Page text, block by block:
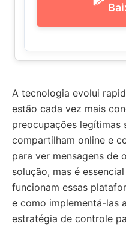
A tecnologia evolui
estão cada vez mais
preocupações legítimas
compartilham online e
para ver mensagens de
solução, mas é
funcionam essas
e como implementá-las
estratégia de controle